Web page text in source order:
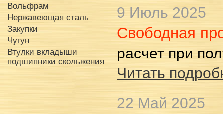
9 Июль 2025
Свободная
расчет при
Читать
22 Май 2025
Вольфрам
Нержавеющая сталь
Закупки
Чугун
Втулки вкладыши
подшипники скольжения